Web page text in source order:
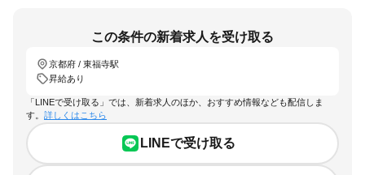
この条件の新着求人を受け取る
京都府 / 東福寺駅
昇給あり
「LINEで受け取る」では、新着求人のほか、おすすめ情報なども配信しま
す。 詳しくはこちら
LINEで受け取る